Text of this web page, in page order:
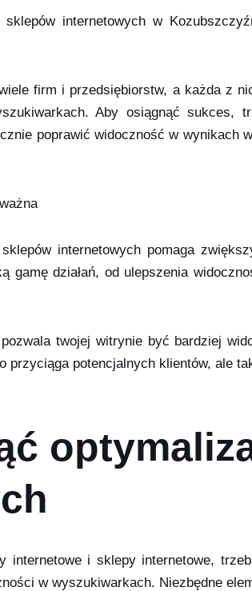
internetowych w
firm i przedsiębiorstw, a każda z
Aby osiągnąć
poprawić widoczność w wynikach
internetowych pomaga
gamę działań, od ulepszenia
twojej witrynie być bardziej
przyciąga potencjalnych klientów, ale
internetowe i sklepy internetowe,
w wyszukiwarkach. Niezbędne